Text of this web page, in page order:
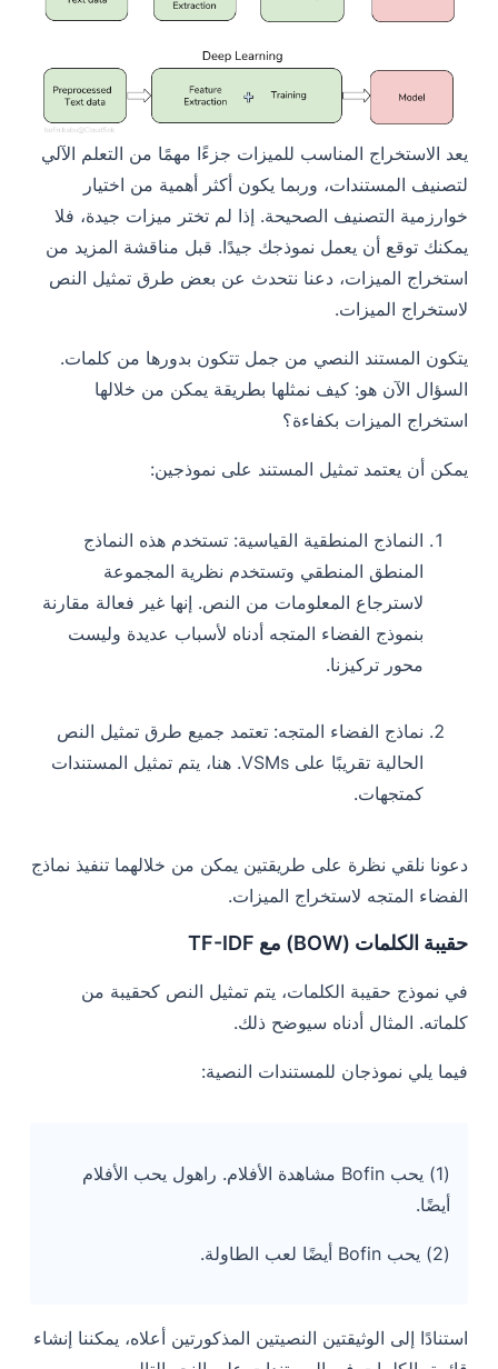
يعد الاستخراج المناسب للميزات جزءًا مهمًا من التعلم الآلي
لتصنيف المستندات، وربما يكون أكثر أهمية من اختيار
خوارزمية التصنيف الصحيحة. إذا لم تختر ميزات جيدة، فلا
يمكنك توقع أن يعمل نموذجك جيدًا. قبل مناقشة المزيد من
استخراج الميزات، دعنا نتحدث عن بعض طرق تمثيل النص
لاستخراج الميزات.
يتكون المستند النصي من جمل تتكون بدورها من كلمات.
السؤال الآن هو: كيف نمثلها بطريقة يمكن من خلالها
استخراج الميزات بكفاءة؟
يمكن أن يعتمد تمثيل المستند على نموذجين:
النماذج المنطقية القياسية: تستخدم هذه النماذج
المنطق المنطقي وتستخدم نظرية المجموعة
لاسترجاع المعلومات من النص. إنها غير فعالة مقارنة
بنموذج الفضاء المتجه أدناه لأسباب عديدة وليست
محور تركيزنا.
نماذج الفضاء المتجه: تعتمد جميع طرق تمثيل النص
الحالية تقريبًا على VSMs. هنا، يتم تمثيل المستندات
كمتجهات.
دعونا نلقي نظرة على طريقتين يمكن من خلالهما تنفيذ نماذج
الفضاء المتجه لاستخراج الميزات.
حقيبة الكلمات (BOW) مع TF-IDF
في نموذج حقيبة الكلمات، يتم تمثيل النص كحقيبة من
كلماته. المثال أدناه سيوضح ذلك.
فيما يلي نموذجان للمستندات النصية:
(1) يحب Bofin مشاهدة الأفلام. راهول يحب الأفلام
أيضًا.
(2) يحب Bofin أيضًا لعب الطاولة.
استنادًا إلى الوثيقتين النصيتين المذكورتين أعلاه، يمكننا إنشاء